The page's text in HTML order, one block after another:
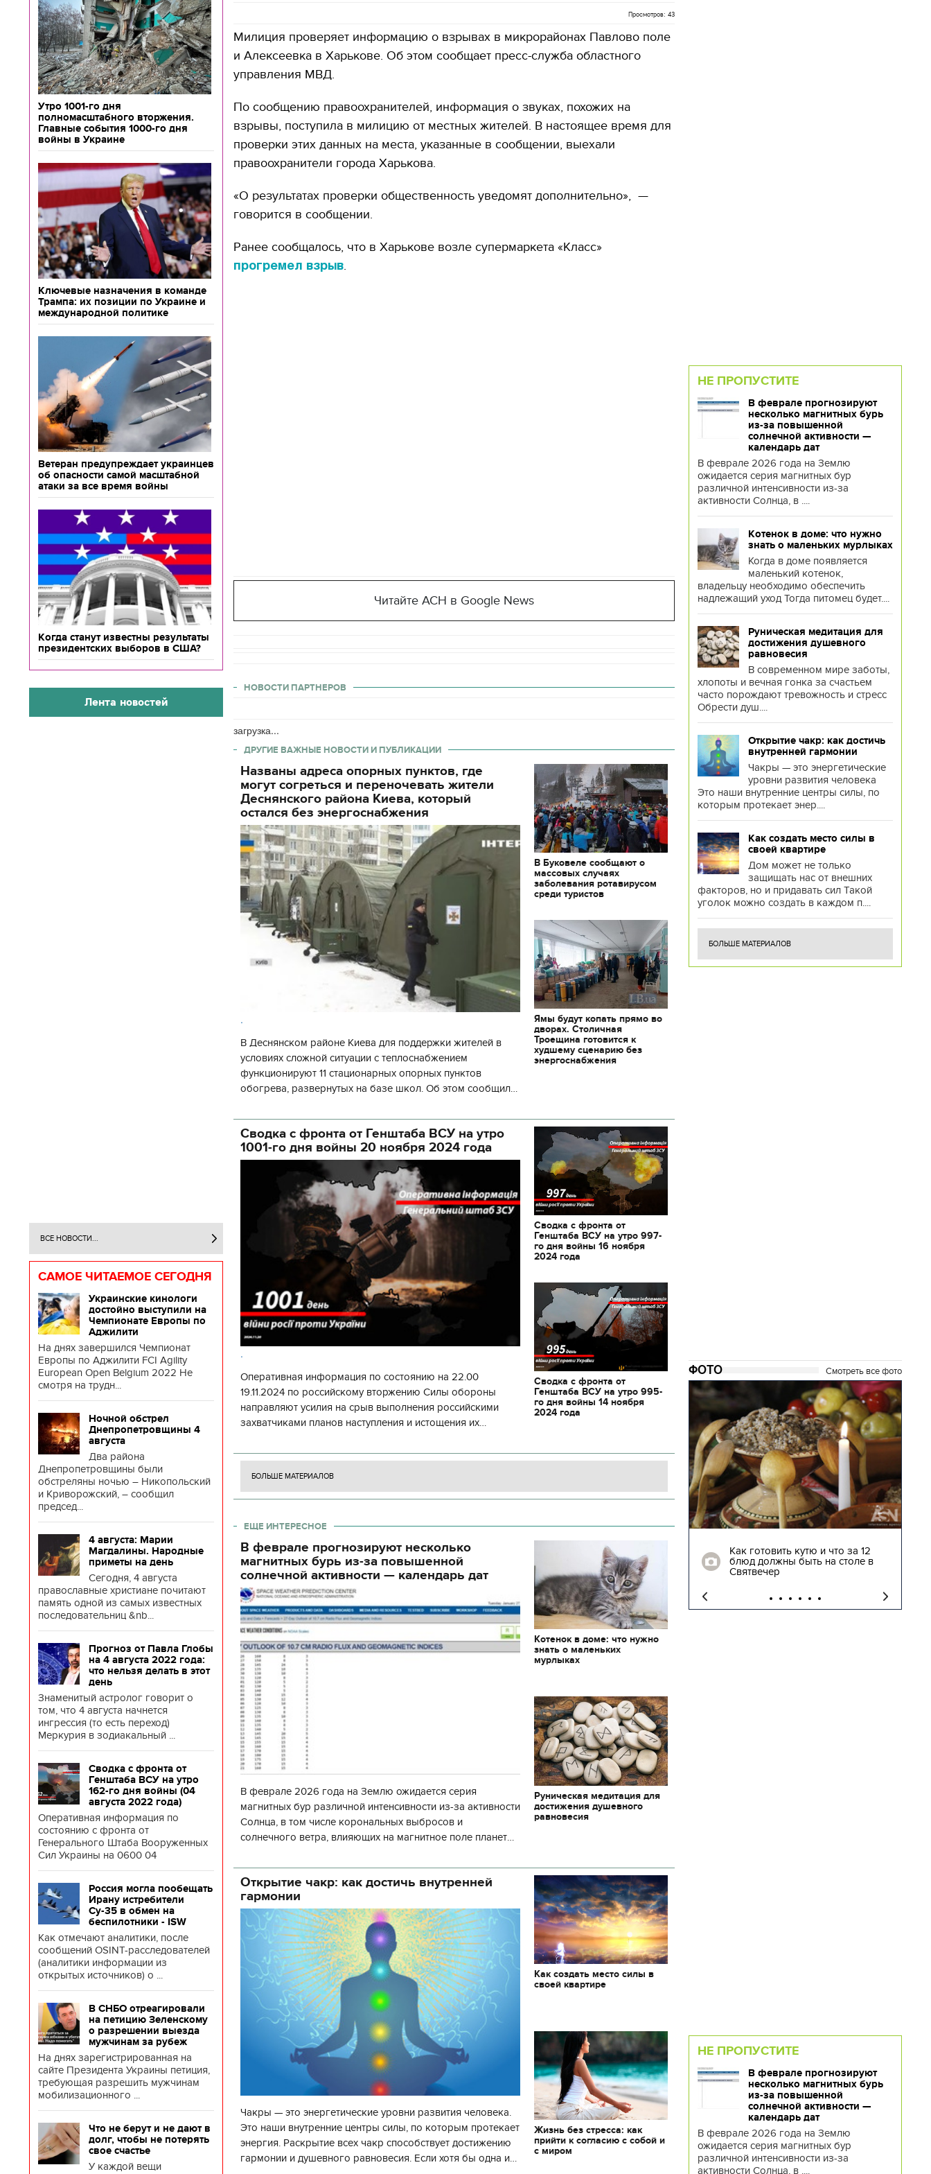
Утро 1001-го дня
полномасштабного вторжения.
Главные события 1000-го дня
войны в Украине
Ключевые назначения в команде
Трампа: их позиции по Украине и
международной политике
Ветеран предупреждает украинцев
об опасности самой масштабной
атаки за все время войны
Когда станут известны результаты
президентских выборов в США?
Лента новостей
ВСЕ НОВОСТИ...
САМОЕ ЧИТАЕМОЕ СЕГОДНЯ
Украинские кинологи
достойно выступили на
Чемпионате Европы по
Аджилити
На днях завершился Чемпионат
Европы по Аджилити FCI Agility
European Open Belgium 2022 Не
смотря на трудн...
Ночной обстрел
Днепропетровщины 4
августа
Два района
Днепропетровщины были
обстреляны ночью – Никопольский
и Криворожский, – сообщил
председ...
4 августа: Марии
Магдалины. Народные
приметы на день
Сегодня, 4 августа
православные христиане почитают
память одной из самых известных
последовательниц &nb...
Прогноз от Павла Глобы
на 4 августа 2022 года:
что нельзя делать в этот
день
Знаменитый астролог говорит о
том, что 4 августа начнется
ингрессия (то есть переход)
Меркурия в зодиакальный ...
Сводка с фронта от
Генштаба ВСУ на утро
162-го дня войны (04
августа 2022 года)
Оперативная информация по
состоянию с фронта от
Генерального Штаба Вооруженных
Сил Украины на 0600 04
Россия могла пообещать
Ирану истребители
Су-35 в обмен на
беспилотники - ISW
Как отмечают аналитики, после
сообщений OSINT-расследователей
(аналитики информации из
открытых источников) о ...
В СНБО отреагировали
на петицию Зеленскому
о разрешении выезда
мужчинам за рубеж
На днях зарегистрированная на
сайте Президента Украины петиция,
требующая разрешить мужчинам
мобилизационного ...
Что не берут и не дают в
долг, чтобы не потерять
свое счастье
У каждой вещи
Просмотров: 43
Милиция проверяет информацию о взрывах в микрорайонах Павлово поле
и Алексеевка в Харькове. Об этом сообщает пресс-служба областного
управления МВД.
По сообщению правоохранителей, информация о звуках, похожих на
взрывы, поступила в милицию от местных жителей. В настоящее время для
проверки этих данных на места, указанные в сообщении, выехали
правоохранители города Харькова.
«О результатах проверки общественность уведомят дополнительно», —
говорится в сообщении.
Ранее сообщалось, что в Харькове возле супермаркета «Класс»
прогремел взрыв.
Читайте АСН в Google News
НОВОСТИ ПАРТНЕРОВ
загрузка...
ДРУГИЕ ВАЖНЫЕ НОВОСТИ И ПУБЛИКАЦИИ
Названы адреса опорных пунктов, где
могут согреться и переночевать жители
Деснянского района Киева, который
остался без энергоснабжения
.
В Деснянском районе Киева для поддержки жителей в
условиях сложной ситуации с теплоснабжением
функционируют 11 стационарных опорных пунктов
обогрева, развернутых на базе школ. Об этом сообщил
государственной а
В Буковеле сообщают о
массовых случаях
заболевания ротавирусом
среди туристов
Ямы будут копать прямо во
дворах. Столичная
Троещина готовится к
худшему сценарию без
энергоснабжения
Сводка с фронта от Генштаба ВСУ на утро
1001-го дня войны 20 ноября 2024 года
.
Оперативная информация по состоянию на 22.00
19.11.2024 по российскому вторжению Силы обороны
направляют усилия на срыв выполнения российскими
захватчиками планов наступления и истощения их
боевых ст
Сводка с фронта от
Генштаба ВСУ на утро 997-
го дня войны 16 ноября
2024 года
Сводка с фронта от
Генштаба ВСУ на утро 995-
го дня войны 14 ноября
2024 года
БОЛЬШЕ МАТЕРИАЛОВ
ЕЩЕ ИНТЕРЕСНОЕ
В феврале прогнозируют несколько
магнитных бурь из-за повышенной
солнечной активности — календарь дат
В феврале 2026 года на Землю ожидается серия
магнитных бур различной интенсивности из-за активности
Солнца, в том числе корональных выбросов и
солнечного ветра, влияющих на магнитное поле планеты.
об
Котенок в доме: что нужно
знать о маленьких
мурлыках
Руническая медитация для
достижения душевного
равновесия
Открытие чакр: как достичь внутренней
гармонии
Чакры — это энергетические уровни развития человека.
Это наши внутренние центры силы, по которым протекает
энергия. Раскрытие всех чакр способствует достижению
гармонии и душевного равновесия. Если хотя бы одна и
Как создать место силы в
своей квартире
Жизнь без стресса: как
прийти к согласию с собой и
с миром
НЕ ПРОПУСТИТЕ
В феврале прогнозируют
несколько магнитных бурь
из-за повышенной
солнечной активности —
календарь дат
В феврале 2026 года на Землю
ожидается серия магнитных бур
различной интенсивности из-за
активности Солнца, в ....
Котенок в доме: что нужно
знать о маленьких мурлыках
Когда в доме появляется
маленький котенок,
владельцу необходимо обеспечить
надлежащий уход Тогда питомец будет....
Руническая медитация для
достижения душевного
равновесия
В современном мире заботы,
хлопоты и вечная гонка за счастьем
часто порождают тревожность и стресс
Обрести душ....
Открытие чакр: как достичь
внутренней гармонии
Чакры — это энергетические
уровни развития человека
Это наши внутренние центры силы, по
которым протекает энер....
Как создать место силы в
своей квартире
Дом может не только
защищать нас от внешних
факторов, но и придавать сил Такой
уголок можно создать в каждом п....
БОЛЬШЕ МАТЕРИАЛОВ
ФОТО Смотреть все фото
Времена Руси: как выглядят
декорации к фильму
"Сторожевая застава"
Как готовить кутю и что за 12
блюд должны быть на столе в
Святвечер
НЕ ПРОПУСТИТЕ
В феврале прогнозируют
несколько магнитных бурь
из-за повышенной
солнечной активности —
календарь дат
В феврале 2026 года на Землю
ожидается серия магнитных бур
различной интенсивности из-за
активности Солнца, в ....